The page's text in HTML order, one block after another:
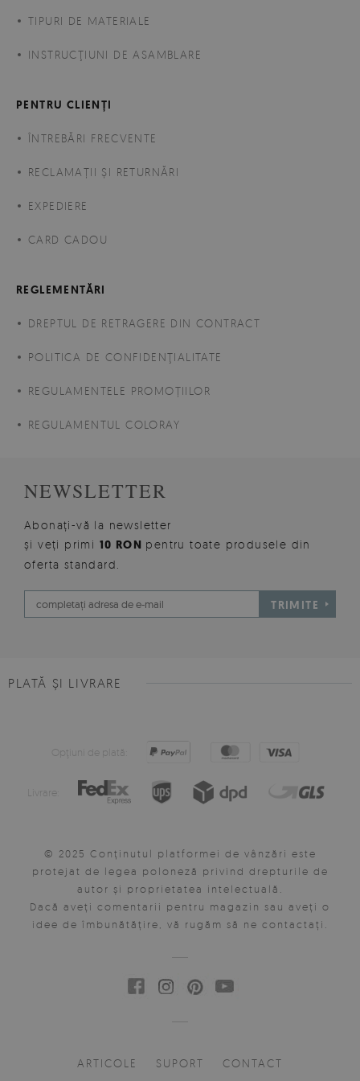
decorarea oricărui interior.Montarea necesită pregătirea
tapet).
TIPURI DE MATERIALE
INSTRUCŢIUNI DE ASAMBLARE
PENTRU CLIENȚI
ÎNTREBĂRI FRECVENTE
RECLAMAȚII ȘI RETURNĂRI
EXPEDIERE
CARD CADOU
REGLEMENTĂRI
DREPTUL DE RETRAGERE DIN CONTRACT
POLITICA DE CONFIDENŢIALITATE
REGULAMENTELE PROMOȚIILOR
REGULAMENTUL COLORAY
NEWSLETTER
Abonați-vă la newsletter
și veți primi 10 RON pentru toate produsele din
oferta standard.
TRIMITE
PLATĂ ȘI LIVRARE
Opţiuni de plată:
Livrare:
© 2025 Conținutul platformei de vânzări este
protejat de legea poloneză privind drepturile de
autor și proprietatea intelectuală.
Dacă aveți comentarii pentru magazin sau aveți o
idee de îmbunătățire, vă rugăm să ne contactați.
ARTICOLE SUPORT CONTACT